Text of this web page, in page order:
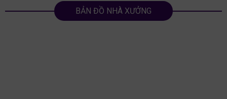
BẢN ĐỒ NHÀ XƯỞNG